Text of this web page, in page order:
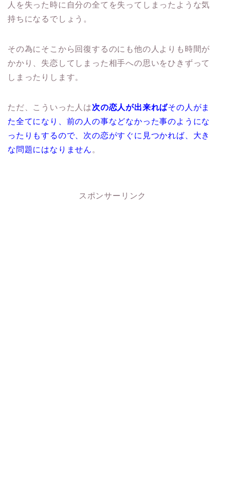
人を失った時に自分の全てを失ってしまったような気
持ちになるでしょう。
その為にそこから回復するのにも他の人よりも時間が
かかり、失恋してしまった相手への思いをひきずって
しまったりします。
ただ、こういった人は次の恋人が出来ればその人がま
た全てになり、前の人の事などなかった事のようにな
ったりもするので、次の恋がすぐに見つかれば、大き
な問題にはなりません。
スポンサーリンク